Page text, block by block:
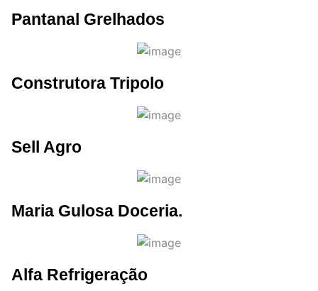
Pantanal Grelhados
Construtora Tripolo
Sell Agro
Maria Gulosa Doceria.
Alfa Refrigeração